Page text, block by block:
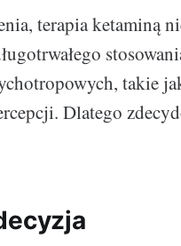
terapia ketaminą
takie
Dlatego